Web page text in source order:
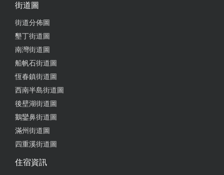
街道圖
街道分佈圖
墾丁街道圖
南灣街道圖
船帆石街道圖
恆春鎮街道圖
西南半島街道圖
後壁湖街道圖
鵝鑾鼻街道圖
滿州街道圖
四重溪街道圖
住宿資訊